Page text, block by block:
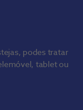
podes tratar
tablet ou